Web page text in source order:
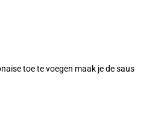
toe te voegen maak je de saus